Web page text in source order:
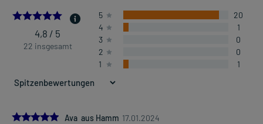
- Kopfschmerzen
- Gliederschmerzen
- Fieber
Dosierung und Anwendungshinweise:
Kinder von 11-14 Jahren
1-3-mal täglich
4.7727272727272725
4,8 / 5
22 insgesamt
5
20
4
1
3
0
2
0
1
1
5.0
Ava aus Hamm 17.01.2024